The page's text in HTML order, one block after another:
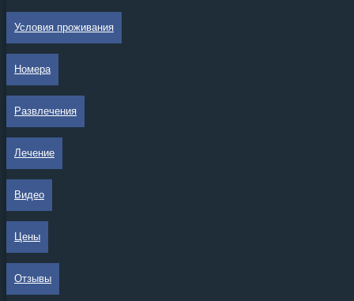
Условия проживания
Номера
Развлечения
Лечение
Видео
Цены
Отзывы